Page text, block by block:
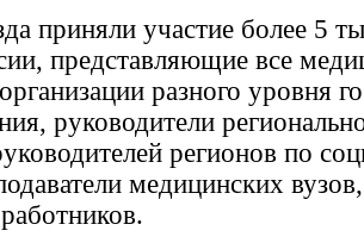
приняли участие более 5
представляющие все
разного уровня
руководители
регионов по
медицинских